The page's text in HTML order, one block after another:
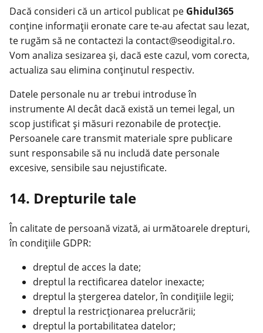
Dacă consideri că un articol publicat pe Ghidul365
conține informații eronate care te-au afectat sau lezat,
te rugăm să ne contactezi la contact@seodigital.ro.
Vom analiza sesizarea și, dacă este cazul, vom corecta,
actualiza sau elimina conținutul respectiv.
Datele personale nu ar trebui introduse în
instrumente AI decât dacă există un temei legal, un
scop justificat și măsuri rezonabile de protecție.
Persoanele care transmit materiale spre publicare
sunt responsabile să nu includă date personale
excesive, sensibile sau nejustificate.
14. Drepturile tale
În calitate de persoană vizată, ai următoarele drepturi,
în condițiile GDPR:
dreptul de acces la date;
dreptul la rectificarea datelor inexacte;
dreptul la ștergerea datelor, în condițiile legii;
dreptul la restricționarea prelucrării;
dreptul la portabilitatea datelor;